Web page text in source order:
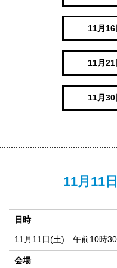
11月
11月
11月
11月11
日時
11月11日(土) 午前10時
会場